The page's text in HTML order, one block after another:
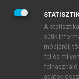
BELÉPÉS
ÚJ FIÓK
1 óra díjmentes
A
sütik
módjáról,
fel és
adatok